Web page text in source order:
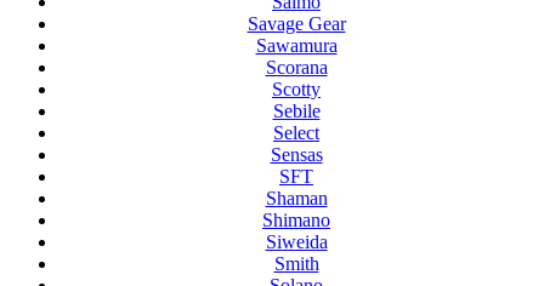
Savage Gear
Sawamura
Scorana
Scotty
Sebile
Select
Sensas
SFT
Shaman
Shimano
Siweida
Smith